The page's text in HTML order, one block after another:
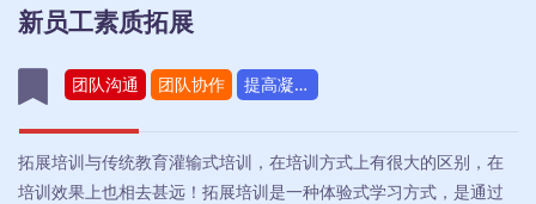
新员工素质拓展
团队沟通 团队协作 提高凝聚力
拓展培训与传统教育灌输式培训，在培训方式上有很大的区别，在
培训效果上也相去甚远！拓展培训是一种体验式学习方式，是通过